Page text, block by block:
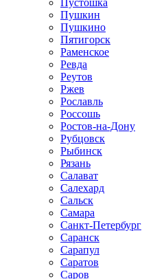
Пустошка
Пушкин
Пушкино
Пятигорск
Раменское
Ревда
Реутов
Ржев
Рославль
Россошь
Ростов-на-Дону
Рубцовск
Рыбинск
Рязань
Салават
Салехард
Сальск
Самара
Санкт-Петербург
Саранск
Сарапул
Саратов
Саров